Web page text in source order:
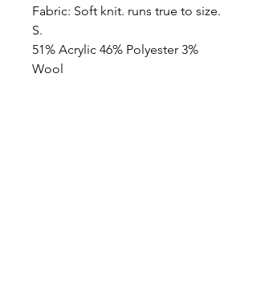
Fabric: Soft knit. runs true to size.
S.
51% Acrylic 46% Polyester 3%
Wool